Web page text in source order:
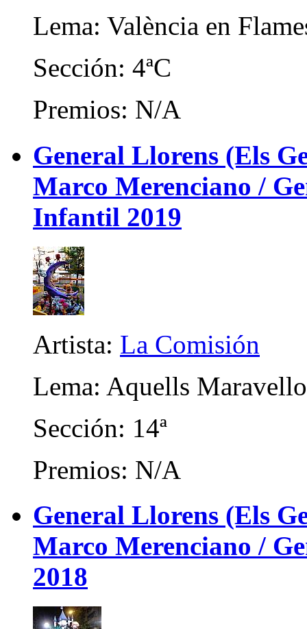
Lema: València en
Sección: 4ªC
Premios: N/A
General Llorens (Els
Marco Merenciano /
Infantil 2019
Artista: La Comisión
Lema: Aquells
Sección: 14ª
Premios: N/A
General Llorens (Els
Marco Merenciano /
2018